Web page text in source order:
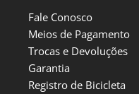
Fale Conosco
Meios de Pagamento
Trocas e Devoluções
Garantia
Registro de Bicicleta